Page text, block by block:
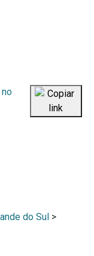
do Sul >